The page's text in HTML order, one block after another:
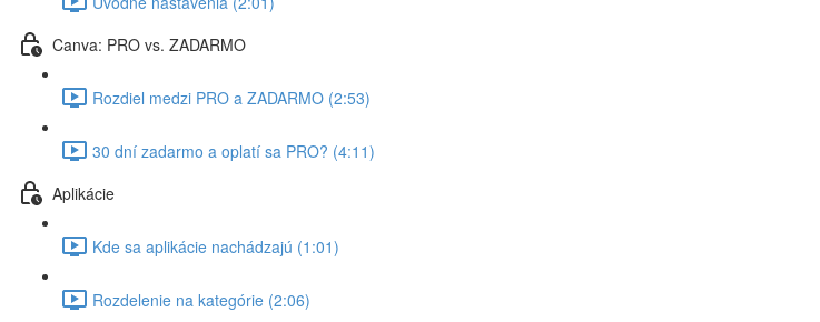
Canva: PRO vs. ZADARMO
Rozdiel medzi PRO a ZADARMO (2:53)
30 dní zadarmo a oplatí sa PRO? (4:11)
Aplikácie
Kde sa aplikácie nachádzajú (1:01)
Rozdelenie na kategórie (2:06)